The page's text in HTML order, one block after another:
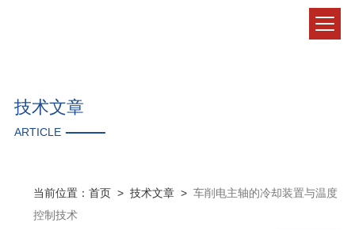
技术文章
ARTICLE
当前位置： 首页> 技术文章> 车削电主轴的冷却装置与温度
控制技术